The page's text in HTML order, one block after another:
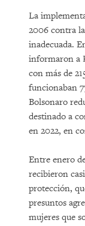
La
2006 contra
inadecuada.
informaron a
con más de
funcionaban
Bolsonaro
destinado a
en 2022, en
Entre enero
recibieron
protección,
presuntos
mujeres que